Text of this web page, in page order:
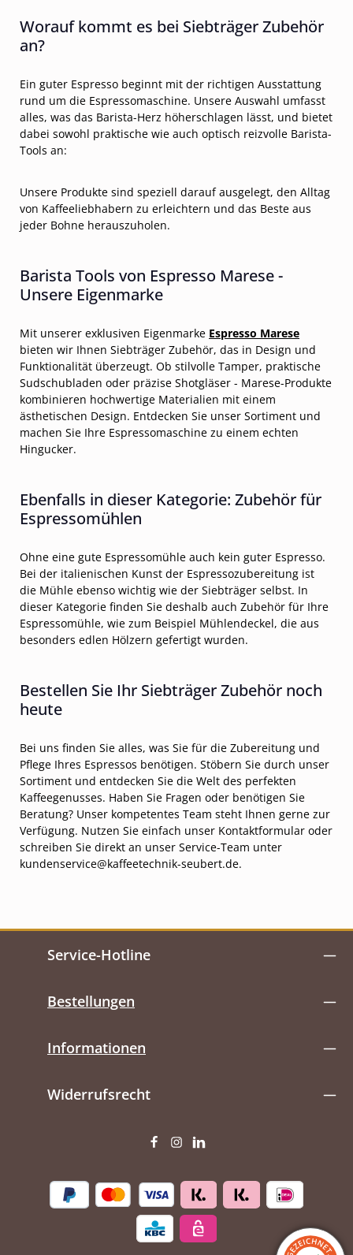
Worauf kommt es bei Siebträger Zubehör
an?
Ein guter Espresso beginnt mit der richtigen Ausstattung
rund um die Espressomaschine. Unsere Auswahl umfasst
alles, was das Barista-Herz höherschlagen lässt, und bietet
dabei sowohl praktische wie auch optisch reizvolle Barista-
Tools an:
Unsere Produkte sind speziell darauf ausgelegt, den Alltag
von Kaffeeliebhabern zu erleichtern und das Beste aus
jeder Bohne herauszuholen.
Barista Tools von Espresso Marese -
Unsere Eigenmarke
Mit unserer exklusiven Eigenmarke Espresso Marese
bieten wir Ihnen Siebträger Zubehör, das in Design und
Funktionalität überzeugt. Ob stilvolle Tamper, praktische
Sudschubladen oder präzise Shotgläser - Marese-Produkte
kombinieren hochwertige Materialien mit einem
ästhetischen Design. Entdecken Sie unser Sortiment und
machen Sie Ihre Espressomaschine zu einem echten
Hingucker.
Ebenfalls in dieser Kategorie: Zubehör für
Espressomühlen
Ohne eine gute Espressomühle auch kein guter Espresso.
Bei der italienischen Kunst der Espressozubereitung ist
die Mühle ebenso wichtig wie der Siebträger selbst. In
dieser Kategorie finden Sie deshalb auch Zubehör für Ihre
Espressomühle, wie zum Beispiel Mühlendeckel, die aus
besonders edlen Hölzern gefertigt wurden.
Bestellen Sie Ihr Siebträger Zubehör noch
heute
Bei uns finden Sie alles, was Sie für die Zubereitung und
Pflege Ihres Espressos benötigen. Stöbern Sie durch unser
Sortiment und entdecken Sie die Welt des perfekten
Kaffeegenusses. Haben Sie Fragen oder benötigen Sie
Beratung? Unser kompetentes Team steht Ihnen gerne zur
Verfügung. Nutzen Sie einfach unser Kontaktformular oder
schreiben Sie direkt an unser Service-Team unter
kundenservice@kaffeetechnik-seubert.de.
Service-Hotline
Bestellungen
Informationen
Widerrufsrecht